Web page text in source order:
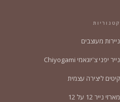
קטגוריות
ניירות מעוצבים
נייר יפני צ'יוגאמי Chiyogami
קיטים ליצירה עצמית
מארזי נייר 12 על 12